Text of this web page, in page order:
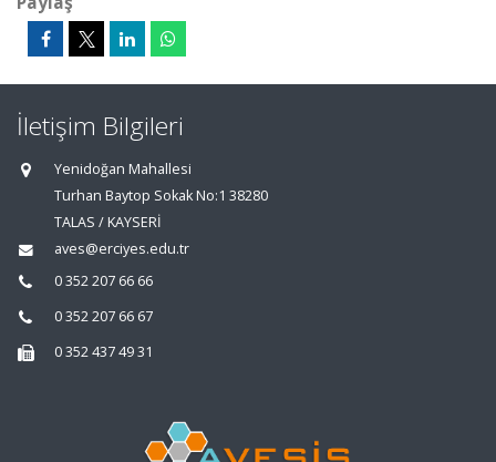
İletişim Bilgileri
Yenidoğan Mahallesi
Turhan Baytop Sokak No:1 38280
TALAS / KAYSERİ
aves@erciyes.edu.tr
0 352 207 66 66
0 352 207 66 67
0 352 437 49 31